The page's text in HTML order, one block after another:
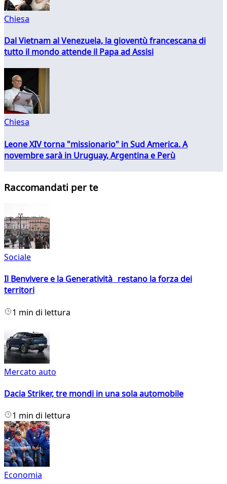
Chiesa
Dal Vietnam al Venezuela, la gioventù francescana di
tutto il mondo attende il Papa ad Assisi
Chiesa
Leone XIV torna "missionario" in Sud America. A
novembre sarà in Uruguay, Argentina e Perù
Raccomandati per te
Sociale
Il Benvivere e la Generatività restano la forza dei
territori
1 min di lettura
Mercato auto
Dacia Striker, tre mondi in una sola automobile
1 min di lettura
Economia